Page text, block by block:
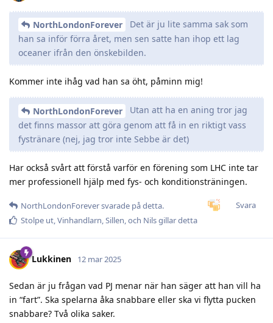
NorthLondonForever
Det är ju lite samma sak som
han sa inför förra året, men sen satte han ihop ett lag
oceaner ifrån den önskebilden.
Kommer inte ihåg vad han sa öht, påminn mig!
NorthLondonForever
Utan att ha en aning tror jag
det finns massor att göra genom att få in en riktigt vass
fystränare (nej, jag tror inte Sebbe är det)
Har också svårt att förstå varför en förening som LHC inte tar
mer professionell hjälp med fys- och konditionsträningen.
Svara
NorthLondonForeversvarade på detta.
Stolpe ut,Vinhandlarn,Sillen, och Nilsgillar detta
Lukkinen 12 mar 2025
Sedan är ju frågan vad PJ menar när han säger att han vill ha
in “fart”. Ska spelarna åka snabbare eller ska vi flytta pucken
snabbare? Två olika saker.